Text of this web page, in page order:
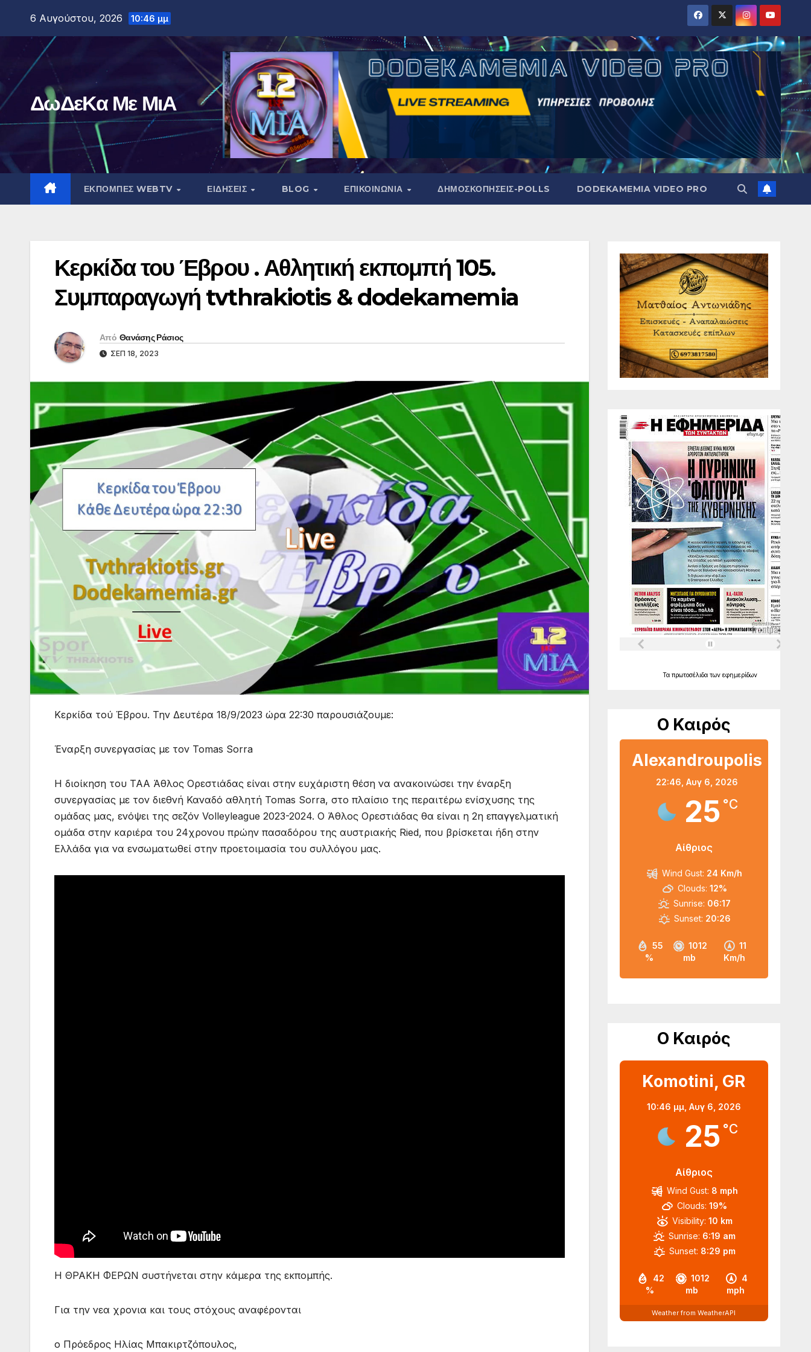
περιεχόμενο
6 Αυγούστου, 2026 10:46 μμ
ΔωΔεΚα Με ΜιΑ
ΕΚΠΟΜΠΕΣ WEBTV ΕΙΔΗΣΕΙΣ BLOG ΕΠΙΚΟΙΝΩΝΙΑ ΔΗΜΟΣΚΟΠΉΣΕΙΣ-POLLS DODEKAMEMIA VIDEO PRO
Κερκίδα του Έβρου . Αθλητική εκπομπή 105.
Συμπαραγωγή tvthrakiotis & dodekamemia
Από Θανάσης Ράσιος
ΣΕΠ 18, 2023
Κερκίδα τού Έβρου. Την Δευτέρα 18/9/2023 ώρα 22:30 παρουσιάζουμε:
Έναρξη συνεργασίας με τον Tomas Sorra
Η διοίκηση του ΤΑΑ Άθλος Ορεστιάδας είναι στην ευχάριστη θέση να ανακοινώσει την έναρξη
συνεργασίας με τον διεθνή Καναδό αθλητή Tomas Sorra, στο πλαίσιο της περαιτέρω ενίσχυσης της
ομάδας μας, ενόψει της σεζόν Volleyleague 2023-2024. Ο Άθλος Ορεστιάδας θα είναι η 2η επαγγελματική
ομάδα στην καριέρα του 24χρονου πρώην πασαδόρου της αυστριακής Ried, που βρίσκεται ήδη στην
Ελλάδα για να ενσωματωθεί στην προετοιμασία του συλλόγου μας.
Η ΘΡΑΚΗ ΦΕΡΩΝ συστήνεται στην κάμερα της εκπομπής.
Για την νεα χρονια και τους στόχους αναφέρονται
ο Πρόεδρος Ηλίας Μπακιρτζόπουλος,
Τα πρωτοσέλιδα των εφημερίδων
Ο Καιρός
Alexandroupolis
22:46, Αυγ 6, 2026
25 °C
Αίθριος
55
%
1012
mb
11
Km/h
Wind Gust: 24 Km/h
Clouds: 12%
Sunrise: 06:17
Sunset: 20:26
Ο Καιρός
Komotini, GR
10:46 μμ, Αυγ 6, 2026
25 °C
Αίθριος
42
%
1012
mb
4
mph
Wind Gust: 8 mph
Clouds: 19%
Visibility: 10 km
Sunrise: 6:19 am
Sunset: 8:29 pm
Weather from WeatherAPI